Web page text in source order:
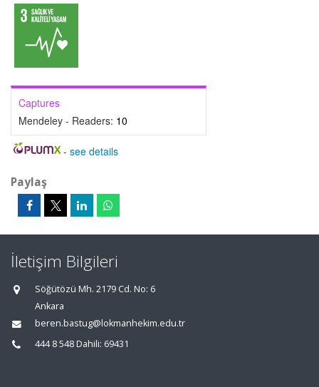
Captures
Mendeley - Readers: 10
- see details
Paylaş
İletişim Bilgileri
Söğütözü Mh. 2179 Cd. No: 6
Ankara
beren.bastug@lokmanhekim.edu.tr
444 8 548 Dahili: 69431